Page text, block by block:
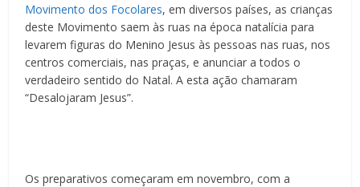
Movimento dos Focolares, em diversos países, as crianças
deste Movimento saem às ruas na época natalícia para
levarem figuras do Menino Jesus às pessoas nas ruas, nos
centros comerciais, nas praças, e anunciar a todos o
verdadeiro sentido do Natal. A esta ação chamaram
“Desalojaram Jesus”.
Os preparativos começaram em novembro, com a